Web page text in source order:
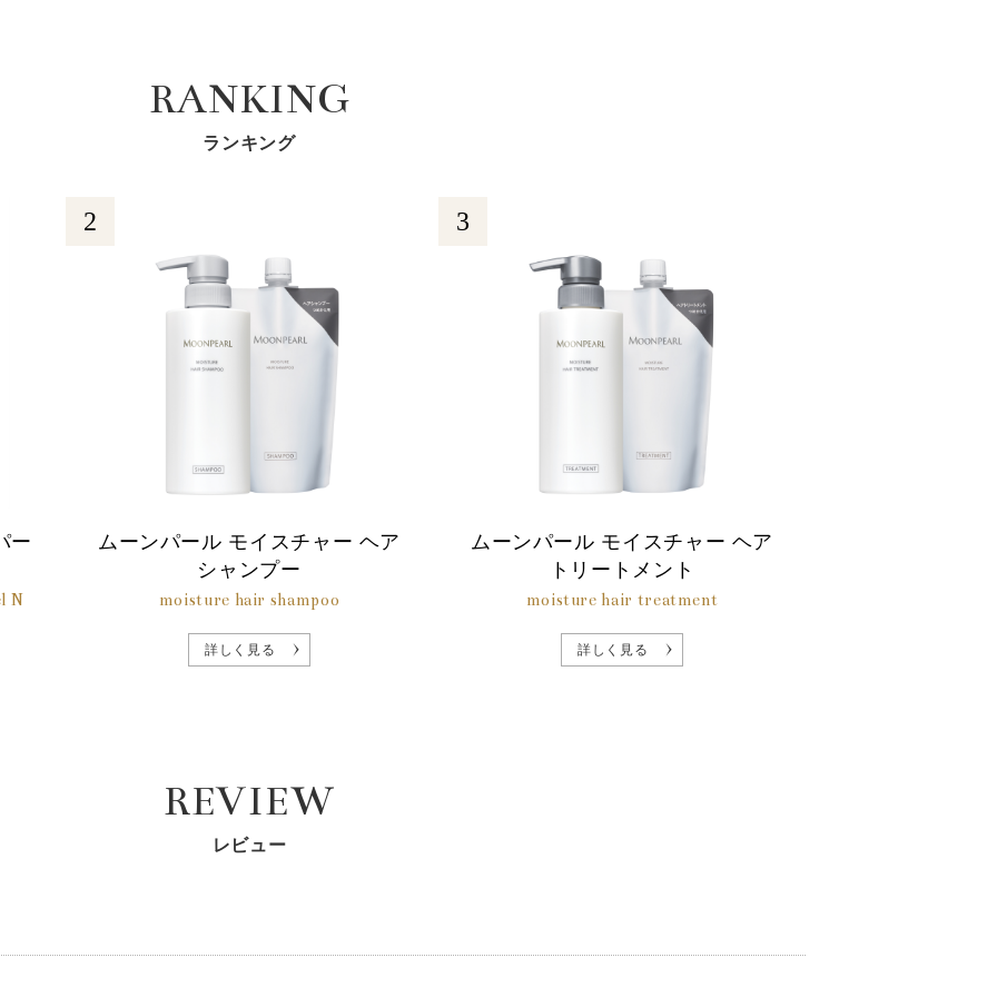
RANKING
ランキング
ー
N
2
ムーンパール モイスチャー ヘア
シャンプー
moisture hair shampoo
詳しく見る
3
ムーンパール モイスチャー ヘア
トリートメント
moisture hair treatment
詳しく見る
REVIEW
レビュー